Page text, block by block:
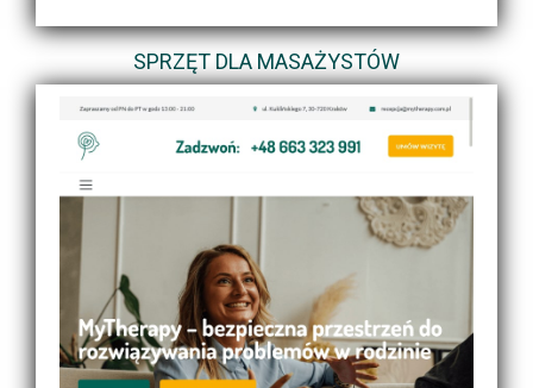
SPRZĘT DLA MASAŻYSTÓW